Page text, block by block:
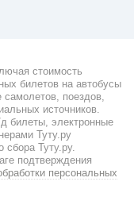
стоимость
билетов на автобусы
самолетов, поездов,
источников.
билеты, электронные
Туту.ру
сбора Туту.ру.
подтверждения
персональных